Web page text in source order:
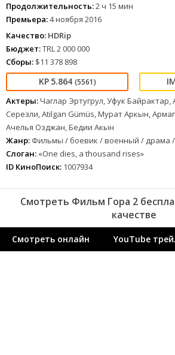
Продолжительность:2 ч 15 мин
Премьера:4 ноября 2016
Качество: HDRip
Бюджет:TRL 2 000 000
Сборы: $11 378 898
5.864 (5561)
Актеры:Чаглар Эртугрул, Уфук
Серезли, Atilgan Gümüs, Мурат Аркын,
Ачелья Озджан, Бедии Акын
Жанр: Фильмы / боевик / военный / драма /
Слоган: «One dies, a thousand rises»
ID КиноПоиск: 1007934
Смотреть Фильм Гора 2
качестве
Смотреть онлайн YouTube